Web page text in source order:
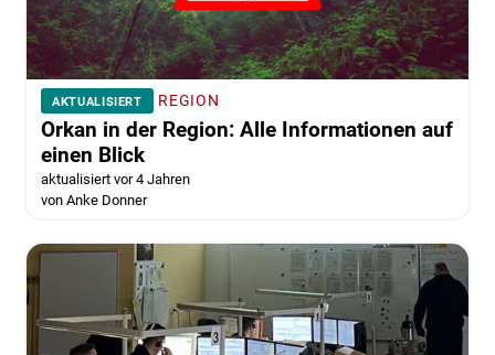
AKTUALISIERT REGION
Orkan in der Region: Alle Informationen auf
einen Blick
aktualisiert vor 4 Jahren
von Anke Donner